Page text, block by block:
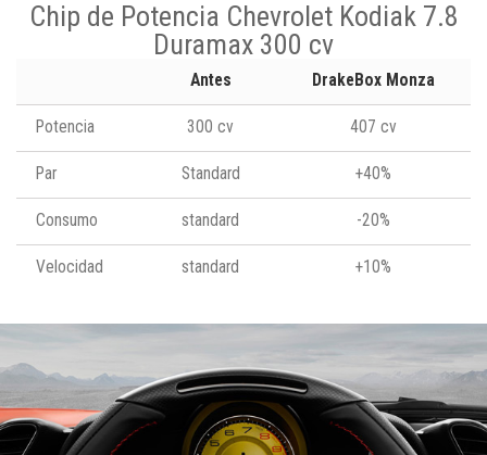
Chip de Potencia Chevrolet Kodiak 7.8
Duramax 300 cv
Antes DrakeBox Monza
Potencia 300 cv 407 cv
Par Standard +40%
Consumo standard -20%
Velocidad standard +10%